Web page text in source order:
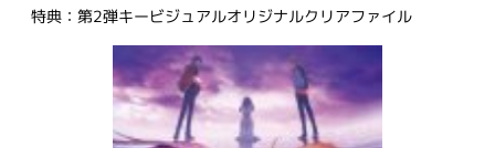
特典：第2弾キービジュアルオリジナルクリアファイル